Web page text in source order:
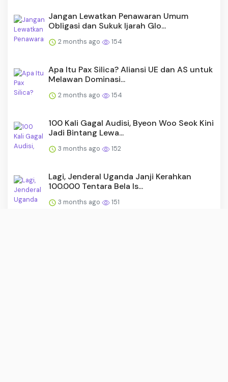
Jangan Lewatkan Penawaran Umum
Obligasi dan Sukuk Ijarah Glo...
2 months ago 154
Apa Itu Pax Silica? Aliansi UE dan AS untuk
Melawan Dominasi...
2 months ago 154
100 Kali Gagal Audisi, Byeon Woo Seok Kini
Jadi Bintang Lewa...
3 months ago 152
Lagi, Jenderal Uganda Janji Kerahkan
100.000 Tentara Bela Is...
3 months ago 151